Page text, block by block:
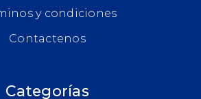
y condiciones
Contactenos
Categorías